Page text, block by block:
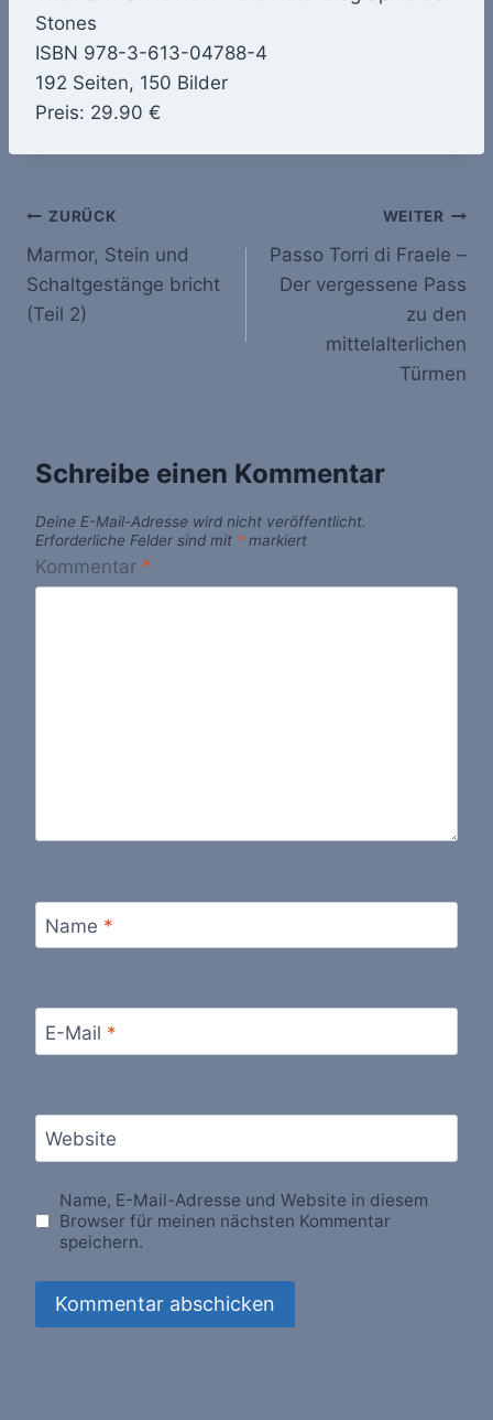
Stones
ISBN 978-3-613-04788-4
192 Seiten, 150 Bilder
Preis: 29.90 €
Beitragsnavigation
ZURÜCK
Marmor, Stein und
Schaltgestänge bricht
(Teil 2)
WEITER
Passo Torri di Fraele –
Der vergessene Pass
zu den
mittelalterlichen
Türmen
Schreibe einen Kommentar
Deine E-Mail-Adresse wird nicht veröffentlicht.
Erforderliche Felder sind mit * markiert
Kommentar *
Name *
E-Mail *
Website
Name, E-Mail-Adresse und Website in diesem
Browser für meinen nächsten Kommentar
speichern.